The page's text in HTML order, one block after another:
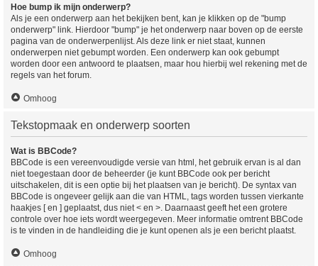
Hoe bump ik mijn onderwerp?
Als je een onderwerp aan het bekijken bent, kan je klikken op de "bump
onderwerp" link. Hierdoor "bump" je het onderwerp naar boven op de eerste
pagina van de onderwerpenlijst. Als deze link er niet staat, kunnen
onderwerpen niet gebumpt worden. Een onderwerp kan ook gebumpt
worden door een antwoord te plaatsen, maar hou hierbij wel rekening met de
regels van het forum.
Omhoog
Tekstopmaak en onderwerp soorten
Wat is BBCode?
BBCode is een vereenvoudigde versie van html, het gebruik ervan is al dan
niet toegestaan door de beheerder (je kunt BBCode ook per bericht
uitschakelen, dit is een optie bij het plaatsen van je bericht). De syntax van
BBCode is ongeveer gelijk aan die van HTML, tags worden tussen vierkante
haakjes [ en ] geplaatst, dus niet < en >. Daarnaast geeft het een grotere
controle over hoe iets wordt weergegeven. Meer informatie omtrent BBCode
is te vinden in de handleiding die je kunt openen als je een bericht plaatst.
Omhoog